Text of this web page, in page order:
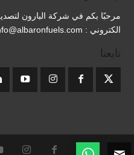
مرحبًا بكم في شركة البارون
الكتروني : info@albaronfuels.com
تابعنا